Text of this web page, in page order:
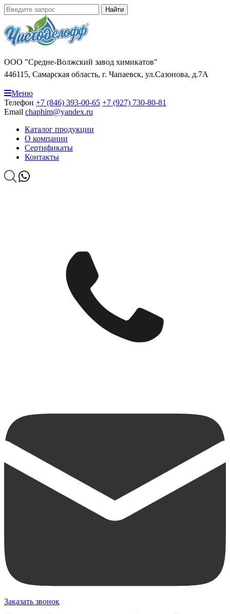
Найти
ООО "Средне-Волжский завод химикатов"
446115, Самарская область, г. Чапаевск, ул.Сазонова, д.7А
Меню
Телефон +7 (846) 393-00-65 +7 (927) 730-80-81
Email chaphim@yandex.ru
Каталог продукции
О компании
Сертификаты
Контакты
Заказать звонок